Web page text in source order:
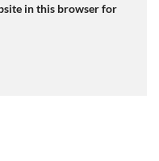
in this browser for